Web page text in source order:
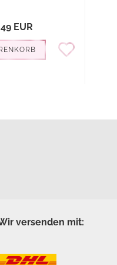
EUR
versenden mit: